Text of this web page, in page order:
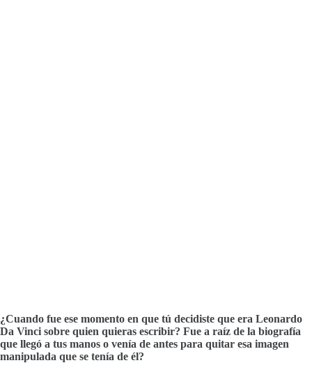
¿Cuando fue ese momento en que tú decidiste que era Leonardo
Da Vinci sobre quien quieras escribir? Fue a raíz de la biografía
que llegó a tus manos o venía de antes para quitar esa imagen
manipulada que se tenía de él?